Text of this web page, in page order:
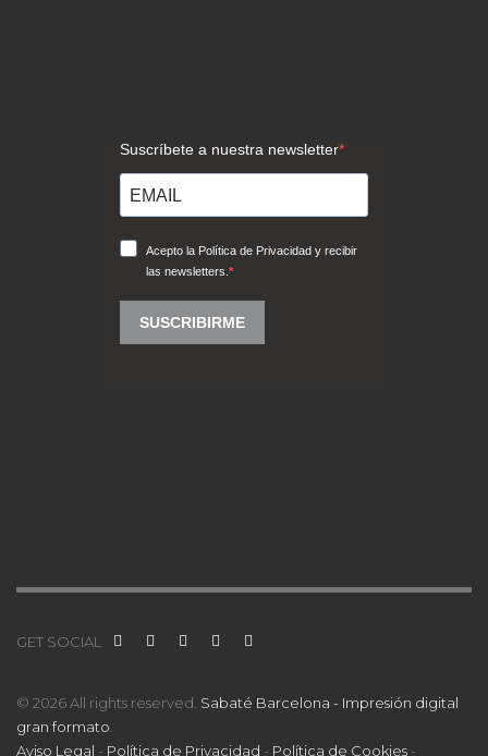
GET SOCIAL
© 2026 All rights reserved. Sabaté Barcelona - Impresión digital
gran formato
Aviso Legal - Política de Privacidad - Política de Cookies -